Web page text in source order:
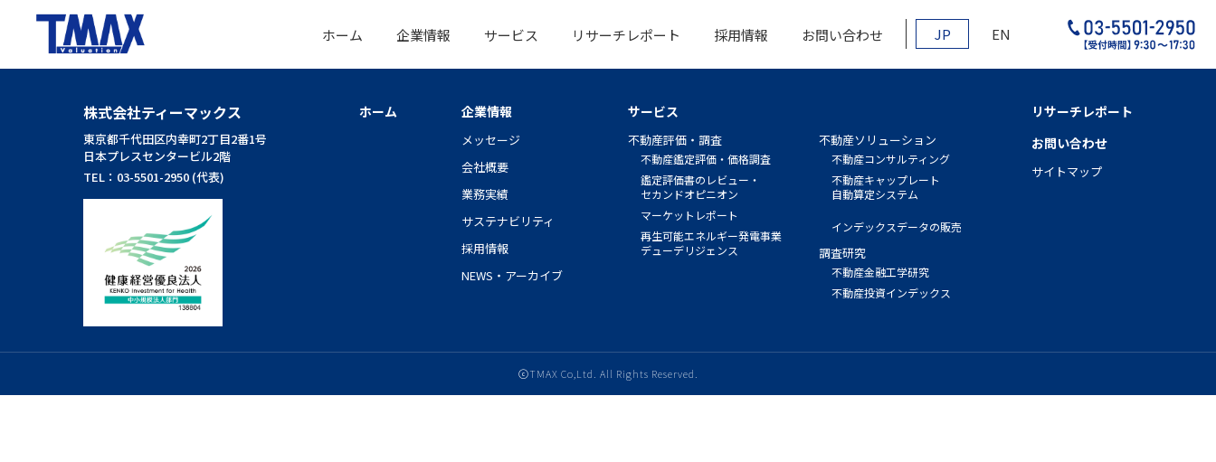
ホーム 企業情報 サービス リサーチレポート 採用情報 お問い合わせ EN
JP
株式会社ティーマックス
東京都千代田区内幸町2丁目2番1号
日本プレスセンタービル2階
TEL：03-5501-2950 (代表)
ホーム 企業情報
メッセージ
会社概要
業務実績
サステナビリティ
採用情報
NEWS・アーカイブ
サービス
不動産評価・調査
不動産鑑定評価・価格調査
鑑定評価書のレビュー・
セカンドオピニオン
マーケットレポート
再生可能エネルギー発電事業
デューデリジェンス
不動産ソリューション
不動産コンサルティング
不動産キャップレート
自動算定システム
インデックスデータの販売
調査研究
不動産金融工学研究
不動産投資インデックス
リサーチレポート
お問い合わせ
サイトマップ
ⓒTMAX Co,Ltd. All Rights Reserved.